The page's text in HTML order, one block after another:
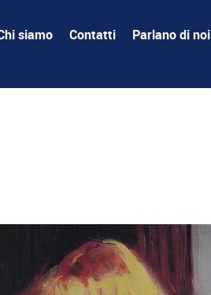
siamo Contatti Parlano di noi